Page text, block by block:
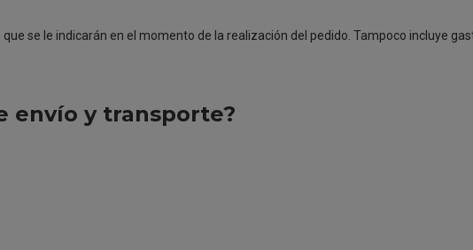
se le indicarán en el momento de la realización del pedido. Tampoco incluye
envío y transporte?